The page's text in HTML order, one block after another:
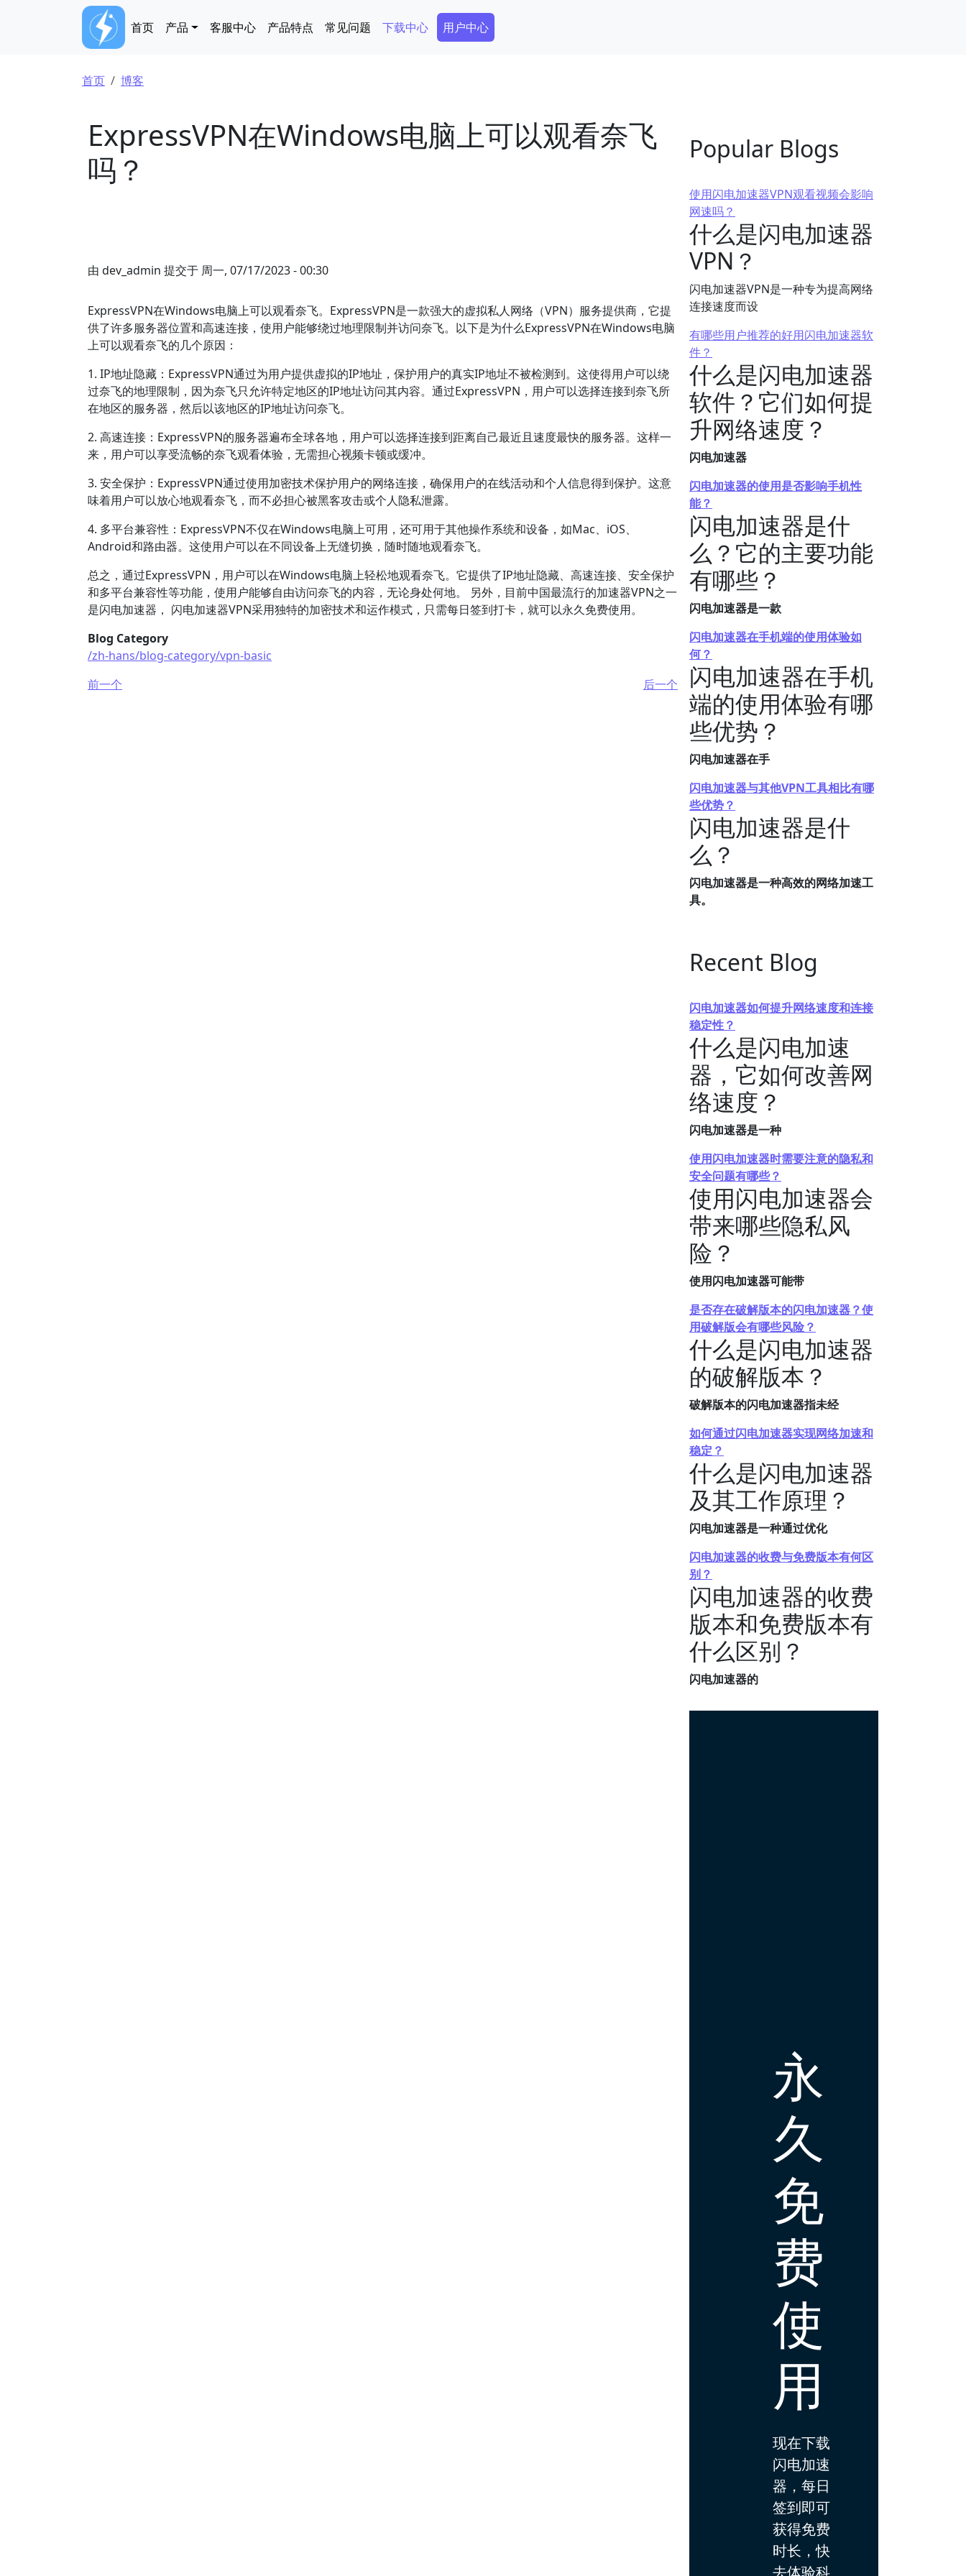
Main navigation
首页 产品 客服中心 产品特点 常见问题 下载中心 Secondary Menu
用户中心
面包屑
首页 博客
ExpressVPN在Windows电脑上可以观看奈飞
吗？
由 dev_admin 提交于 周一, 07/17/2023 - 00:30
ExpressVPN在Windows电脑上可以观看奈飞。ExpressVPN是一款强大的虚拟私人网络（VPN）服务提供商，它提
供了许多服务器位置和高速连接，使用户能够绕过地理限制并访问奈飞。以下是为什么ExpressVPN在Windows电脑
上可以观看奈飞的几个原因：
1. IP地址隐藏：ExpressVPN通过为用户提供虚拟的IP地址，保护用户的真实IP地址不被检测到。这使得用户可以绕
过奈飞的地理限制，因为奈飞只允许特定地区的IP地址访问其内容。通过ExpressVPN，用户可以选择连接到奈飞所
在地区的服务器，然后以该地区的IP地址访问奈飞。
2. 高速连接：ExpressVPN的服务器遍布全球各地，用户可以选择连接到距离自己最近且速度最快的服务器。这样一
来，用户可以享受流畅的奈飞观看体验，无需担心视频卡顿或缓冲。
3. 安全保护：ExpressVPN通过使用加密技术保护用户的网络连接，确保用户的在线活动和个人信息得到保护。这意
味着用户可以放心地观看奈飞，而不必担心被黑客攻击或个人隐私泄露。
4. 多平台兼容性：ExpressVPN不仅在Windows电脑上可用，还可用于其他操作系统和设备，如Mac、iOS、
Android和路由器。这使用户可以在不同设备上无缝切换，随时随地观看奈飞。
总之，通过ExpressVPN，用户可以在Windows电脑上轻松地观看奈飞。它提供了IP地址隐藏、高速连接、安全保护
和多平台兼容性等功能，使用户能够自由访问奈飞的内容，无论身处何地。 另外，目前中国最流行的加速器VPN之一
是闪电加速器， 闪电加速器VPN采用独特的加密技术和运作模式，只需每日签到打卡，就可以永久免费使用。
Blog Category
/zh-hans/blog-category/vpn-basic
前一个
后一个
Popular Blogs
使用闪电加速器VPN观看视频会影响
网速吗？
什么是闪电加速器
VPN？
闪电加速器VPN是一种专为提高网络
连接速度而设
有哪些用户推荐的好用闪电加速器软
件？
什么是闪电加速器
软件？它们如何提
升网络速度？
闪电加速器
闪电加速器的使用是否影响手机性
能？
闪电加速器是什
么？它的主要功能
有哪些？
闪电加速器是一款
闪电加速器在手机端的使用体验如
何？
闪电加速器在手机
端的使用体验有哪
些优势？
闪电加速器在手
闪电加速器与其他VPN工具相比有哪
些优势？
闪电加速器是什
么？
闪电加速器是一种高效的网络加速工
具。
Recent Blog
闪电加速器如何提升网络速度和连接
稳定性？
什么是闪电加速
器，它如何改善网
络速度？
闪电加速器是一种
使用闪电加速器时需要注意的隐私和
安全问题有哪些？
使用闪电加速器会
带来哪些隐私风
险？
使用闪电加速器可能带
是否存在破解版本的闪电加速器？使
用破解版会有哪些风险？
什么是闪电加速器
的破解版本？
破解版本的闪电加速器指未经
如何通过闪电加速器实现网络加速和
稳定？
什么是闪电加速器
及其工作原理？
闪电加速器是一种通过优化
闪电加速器的收费与免费版本有何区
别？
闪电加速器的收费
版本和免费版本有
什么区别？
闪电加速器的
永
久
免
费
使
用
现在下载
闪电加速
器，每日
签到即可
获得免费
时长，快
去体验科